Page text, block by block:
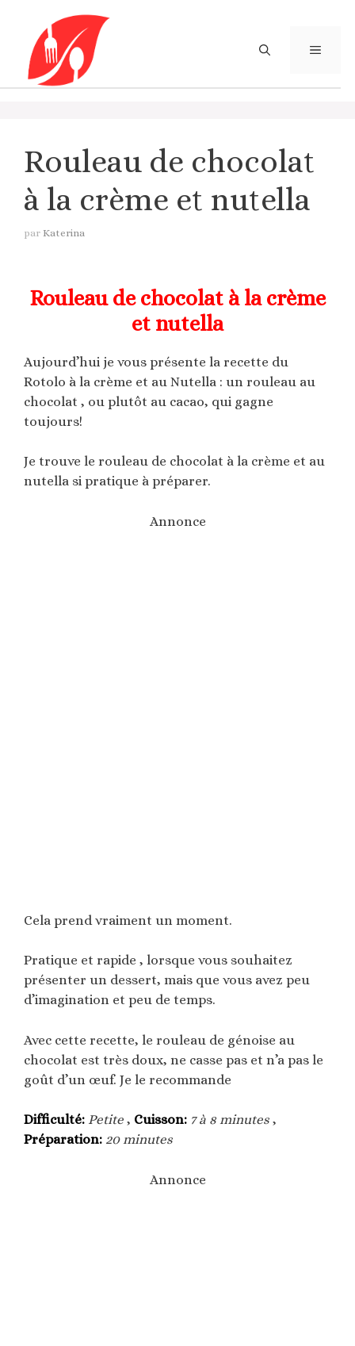
contenu
MENU
Rouleau de chocolat
à la crème et nutella
par Katerina
Rouleau de chocolat à la crème
et nutella
Aujourd’hui je vous présente la recette du
Rotolo à la crème et au Nutella : un rouleau au
chocolat , ou plutôt au cacao, qui gagne
toujours!
Je trouve le rouleau de chocolat à la crème et au
nutella si pratique à préparer.
Annonce
Cela prend vraiment un moment.
Pratique et rapide , lorsque vous souhaitez
présenter un dessert, mais que vous avez peu
d’imagination et peu de temps.
Avec cette recette, le rouleau de génoise au
chocolat est très doux, ne casse pas et n’a pas le
goût d’un œuf. Je le recommande
Difficulté: Petite , Cuisson: 7 à 8 minutes ,
Préparation: 20 minutes
Annonce